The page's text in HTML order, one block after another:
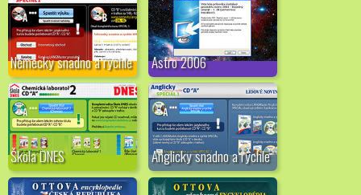
Německy snadno a rychle Astro 2006
Škola DNES Anglicky snadno a rychle